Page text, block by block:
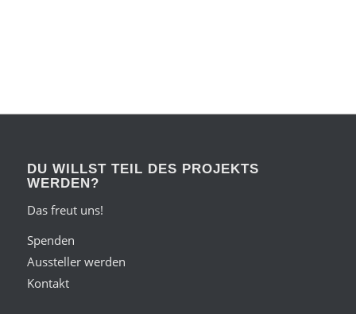
DU WILLST TEIL DES PROJEKTS
WERDEN?
Das freut uns!
Spenden
Aussteller werden
Kontakt